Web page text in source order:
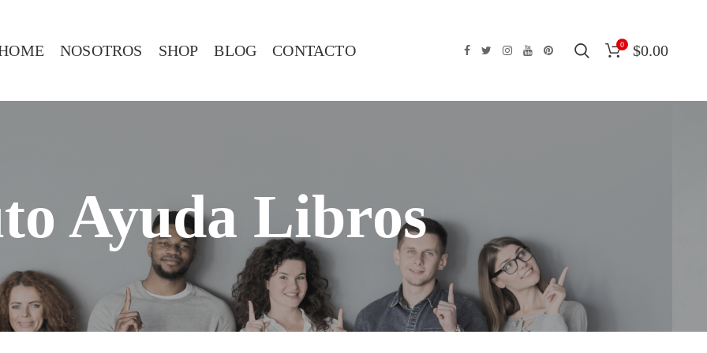
NOSOTROS SHOP BLOG CONTACTO 0 $0.00
Ayuda Libros